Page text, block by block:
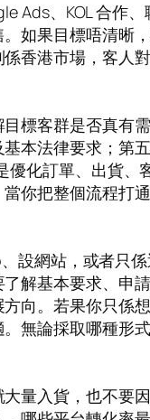
Ads、KOL 合作
如果目標唔清晰
香港市場，客人
標客群是否真有
本法律要求；第
化訂單、出貨、
你把整個流程打
設網站，或者只
解基本要求、申
向。若果你只係
無論採取哪種形
量入貨，也不要